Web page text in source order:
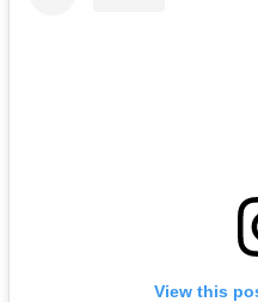
View this